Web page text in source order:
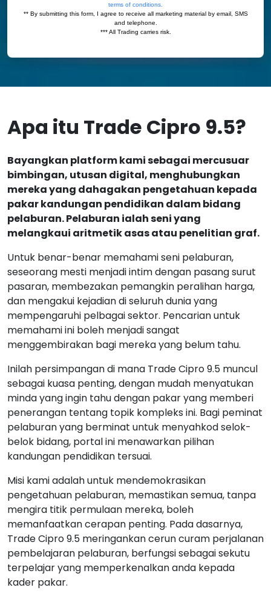
Apa itu Trade Cipro 9.5?
Bayangkan platform kami sebagai mercusuar
bimbingan, utusan digital, menghubungkan
mereka yang dahagakan pengetahuan kepada
pakar kandungan pendidikan dalam bidang
pelaburan. Pelaburan ialah seni yang
melangkaui aritmetik asas atau penelitian graf.
Untuk benar-benar memahami seni pelaburan,
seseorang mesti menjadi intim dengan pasang surut
pasaran, membezakan pemangkin peralihan harga,
dan mengakui kejadian di seluruh dunia yang
mempengaruhi pelbagai sektor. Pencarian untuk
memahami ini boleh menjadi sangat
menggembirakan bagi mereka yang belum tahu.
Inilah persimpangan di mana Trade Cipro 9.5 muncul
sebagai kuasa penting, dengan mudah menyatukan
minda yang ingin tahu dengan pakar yang memberi
penerangan tentang topik kompleks ini. Bagi peminat
pelaburan yang berminat untuk menyahkod selok-
belok bidang, portal ini menawarkan pilihan
kandungan pendidikan tersuai.
Misi kami adalah untuk mendemokrasikan
pengetahuan pelaburan, memastikan semua, tanpa
mengira titik permulaan mereka, boleh
memanfaatkan cerapan penting. Pada dasarnya,
Trade Cipro 9.5 meringankan cerun curam perjalanan
pembelajaran pelaburan, berfungsi sebagai sekutu
terpelajar yang memperkenalkan anda kepada
kader pakar.